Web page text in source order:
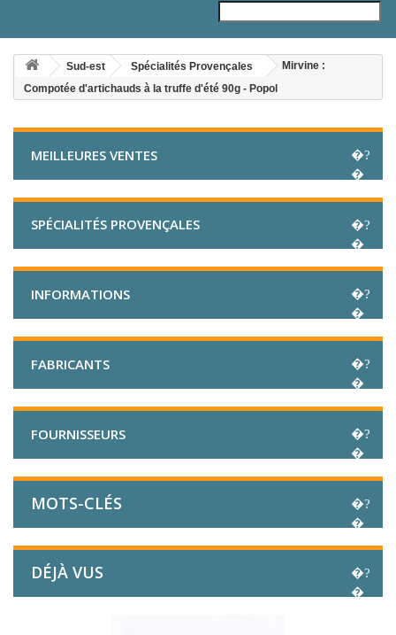
Sud-est Spécialités Provençales
Mirvine :
Compotée d'artichauds à la truffe d'été 90g - Popol
MEILLEURES VENTES
SPÉCIALITÉS PROVENÇALES
INFORMATIONS
FABRICANTS
FOURNISSEURS
MOTS-CLÉS
DÉJÀ VUS